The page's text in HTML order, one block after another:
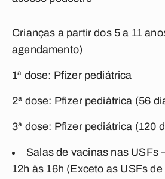
Crianças a partir dos 5 a 11
agendamento)
1ª dose: Pfizer pediátrica
2ª dose: Pfizer pediátrica (56
3ª dose: Pfizer pediátrica (120
Salas de vacinas nas USFs
12h às 16h (Exceto as USFs